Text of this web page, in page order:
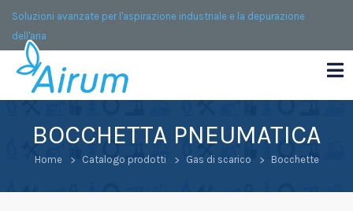
Soluzioni avanzate per l'aspirazione industriale e la depurazione
dell'aria
BOCCHETTA PNEUMATICA
Home Catalogo prodotti Gas di scarico Bocchette